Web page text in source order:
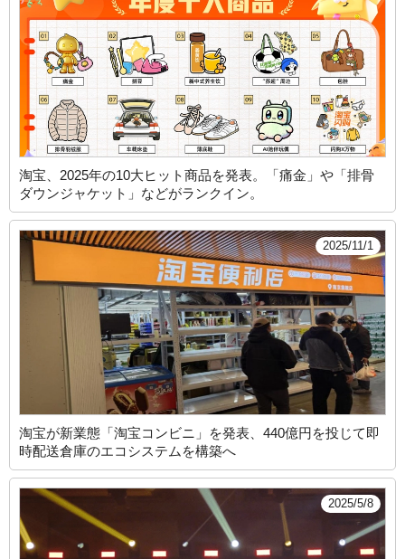
淘宝、2025年の10大ヒット商品を発表。「痛金」や「排骨
ダウンジャケット」などがランクイン。
2025/11/1
淘宝が新業態「淘宝コンビニ」を発表、440億円を投じて即
時配送倉庫のエコシステムを構築へ
2025/5/8